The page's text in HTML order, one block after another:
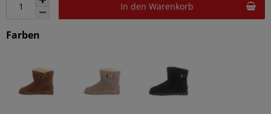
In den Warenkorb
Farben